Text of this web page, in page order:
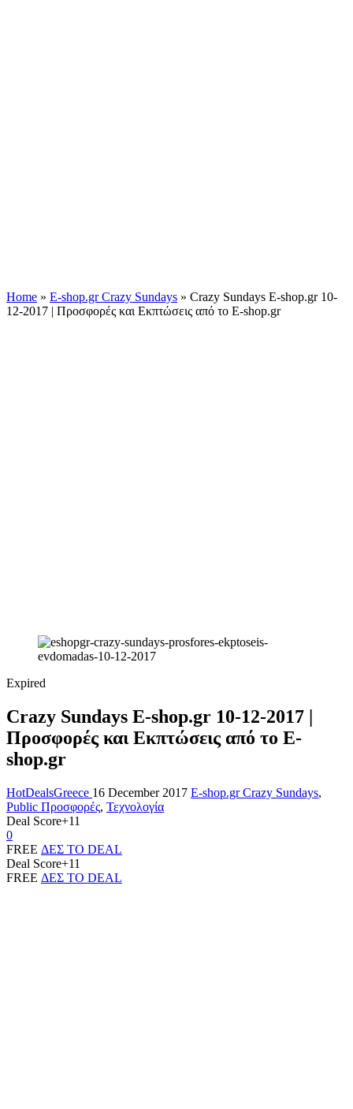
Home » E-shop.gr Crazy Sundays » Crazy Sundays E-shop.gr 10-
12-2017 | Προσφορές και Εκπτώσεις από το E-shop.gr
Expired
Crazy Sundays E-shop.gr 10-12-2017 |
Προσφορές και Εκπτώσεις από το E-
shop.gr
HotDealsGreece 16 December 2017 E-shop.gr Crazy Sundays,
Public Προσφορές, Τεχνολογία
Deal Score+11
0
FREE ΔΕΣ ΤΟ DEAL
Deal Score+11
FREE ΔΕΣ ΤΟ DEAL